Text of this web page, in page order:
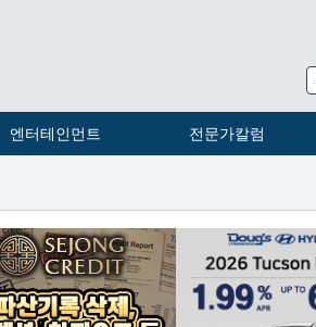
엔터테인먼트 전문가칼럼